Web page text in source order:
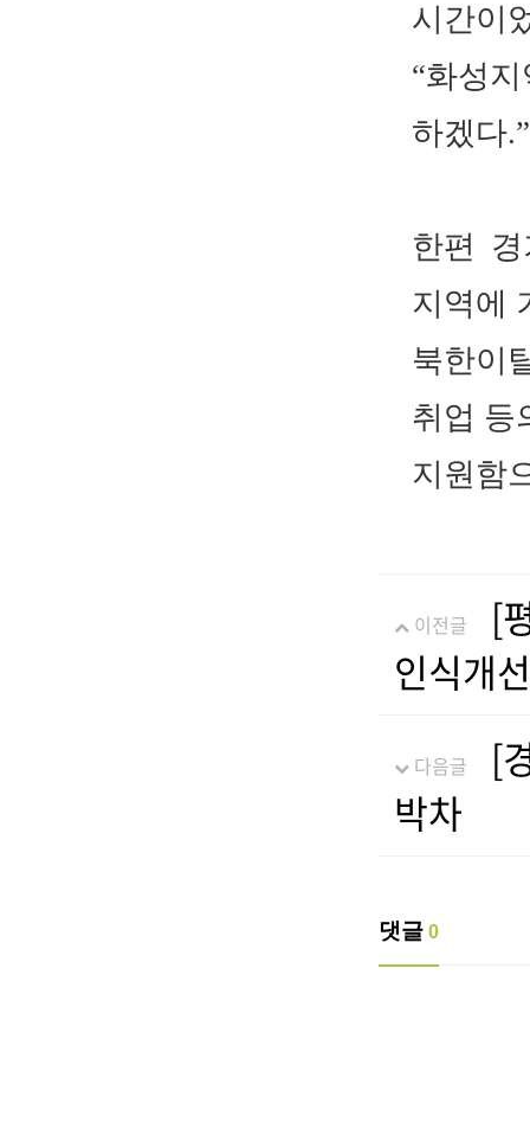
시간이
“화성
하겠다.”
한편
지역에
북한이
취업 등
지원함
이전글
[
인식개
다음글
[
박차
댓글 0